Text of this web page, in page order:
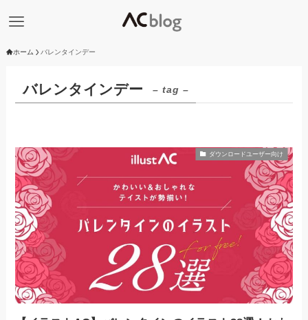
ホーム バレンタインデー
バレンタインデー – tag –
ダウンロードユーザー向け